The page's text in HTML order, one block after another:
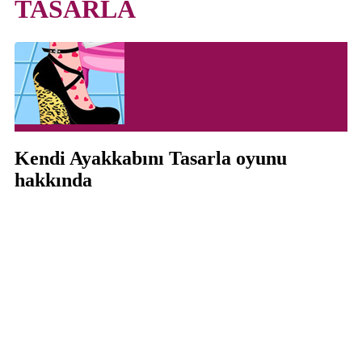
TASARLA
Kendi Ayakkabını Tasarla oyunu
hakkında